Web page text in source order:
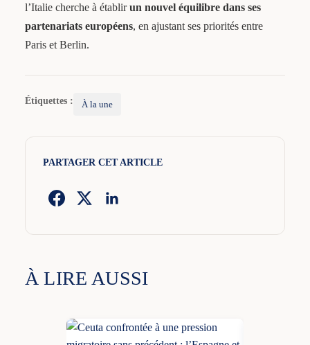
l’Italie cherche à établirun nouvel équilibre dans ses
partenariats européens, en ajustant ses priorités entre
Paris et Berlin.
Étiquettes : À la une
PARTAGER CET ARTICLE
À LIRE AUSSI